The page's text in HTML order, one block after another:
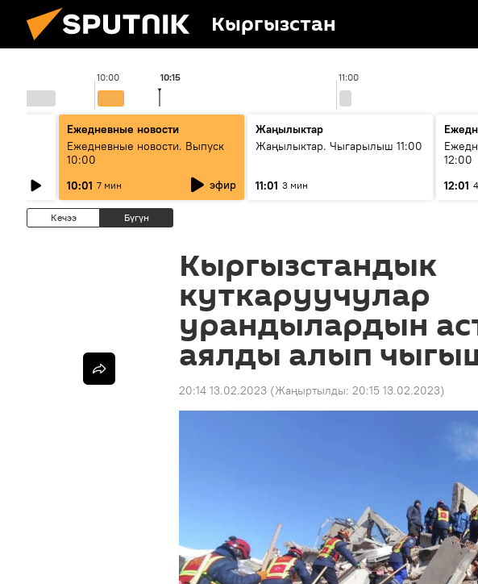
Кыргызстан
10:00 11:00
10:15
Ежедневные новости
Ежедневные новости. Выпуск
10:00
10:01 7 мин эфир
Жаңылыктар
Жаңылыктар. Чыгарылыш 11:00
11:01 3 мин
12:00
12:01
Кечээ Бүгүн
Кыргызстандык
куткаруучулар
урандылардын
аялды алып
20:14 13.02.2023 (Жаңыртылды: 20:15 13.02.2023)